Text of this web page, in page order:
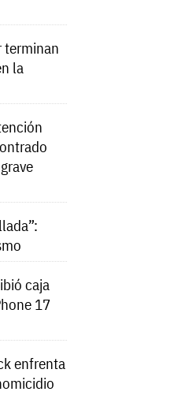
terminan
la
caja
17
enfrenta